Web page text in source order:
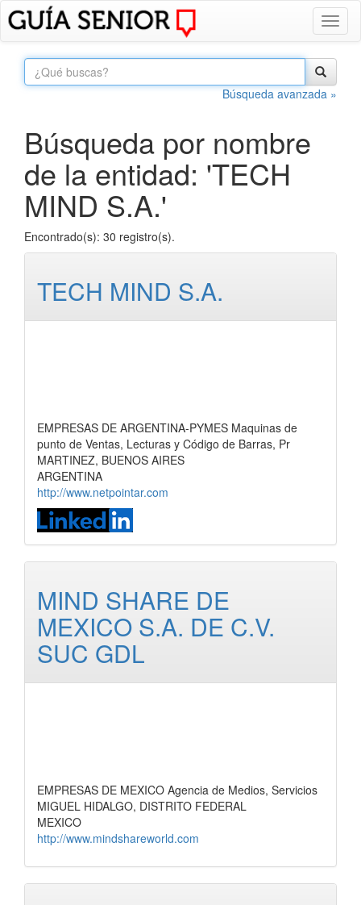
Búsqueda avanzada »
Búsqueda por nombre
de la entidad: 'TECH
MIND S.A.'
Encontrado(s): 30 registro(s).
TECH MIND S.A.
EMPRESAS DE ARGENTINA-PYMES Maquinas de
punto de Ventas, Lecturas y Código de Barras, Pr
MARTINEZ, BUENOS AIRES
ARGENTINA
http://www.netpointar.com
MIND SHARE DE
MEXICO S.A. DE C.V.
SUC GDL
EMPRESAS DE MEXICO Agencia de Medios, Servicios
MIGUEL HIDALGO, DISTRITO FEDERAL
MEXICO
http://www.mindshareworld.com